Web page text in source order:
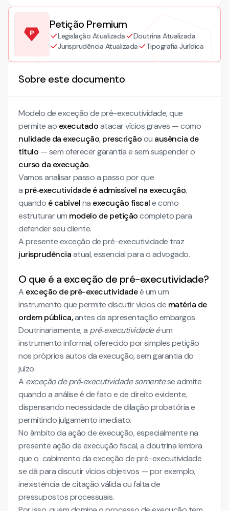
Petição Premium
Legislação Atualizada
Doutrina Atualizada
Jurisprudência Atualizada
Tipografia Jurídica
Sobre este documento
Modelo de exceção de pré-executividade, que
permite ao executadoatacar vícios graves — como
nulidade da execução,prescriçãoou ausência de
título — sem oferecer garantia e sem suspender o
curso da execução.
Vamos analisar passo a passo por que
a pré‑executividade é admissível na execução,
quando é cabívelna execução fiscale como
estruturar um modelo de petiçãocompleto para
defender seu cliente.
A presente exceção de pré-executividade traz
jurisprudênciaatual, essencial para o advogado.
O que é a exceção de pré-executividade?
A exceção de pré-executividadeé um um
instrumento que permite discutir vícios de matéria de
ordem pública,antes da apresentação embargos.
Doutrinariamente, a pré‑executividade éum
instrumento informal, oferecido por simples petição
nos próprios autos da execução, sem garantia do
juízo.
A exceção de pré‑executividade somentese admite
quando a análise é de fato e de direito evidente,
dispensando necessidade de dilação probatória e
permitindo julgamento imediato.
No âmbito da ação de execução, especialmente na
presente ação de execução fiscal, a doutrina lembra
que o cabimento da exceção de pré-executividade
se dá para discutir vícios objetivos — por exemplo,
inexistência de citação válida ou falta de
pressupostos processuais.